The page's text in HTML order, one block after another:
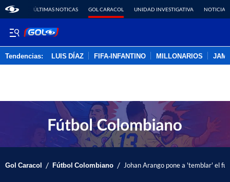
ÚLTIMAS NOTICAS GOL CARACOL UNIDAD INVESTIGATIVA NOTICIAS
Tendencias: LUIS DÍAZ FIFA-INFANTINO MILLONARIOS
Gol Caracol / Fútbol Colombiano / Johan Arango pone a 'temblar' el